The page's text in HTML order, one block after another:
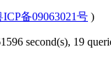
ICP备09063021号 )
second(s), 19